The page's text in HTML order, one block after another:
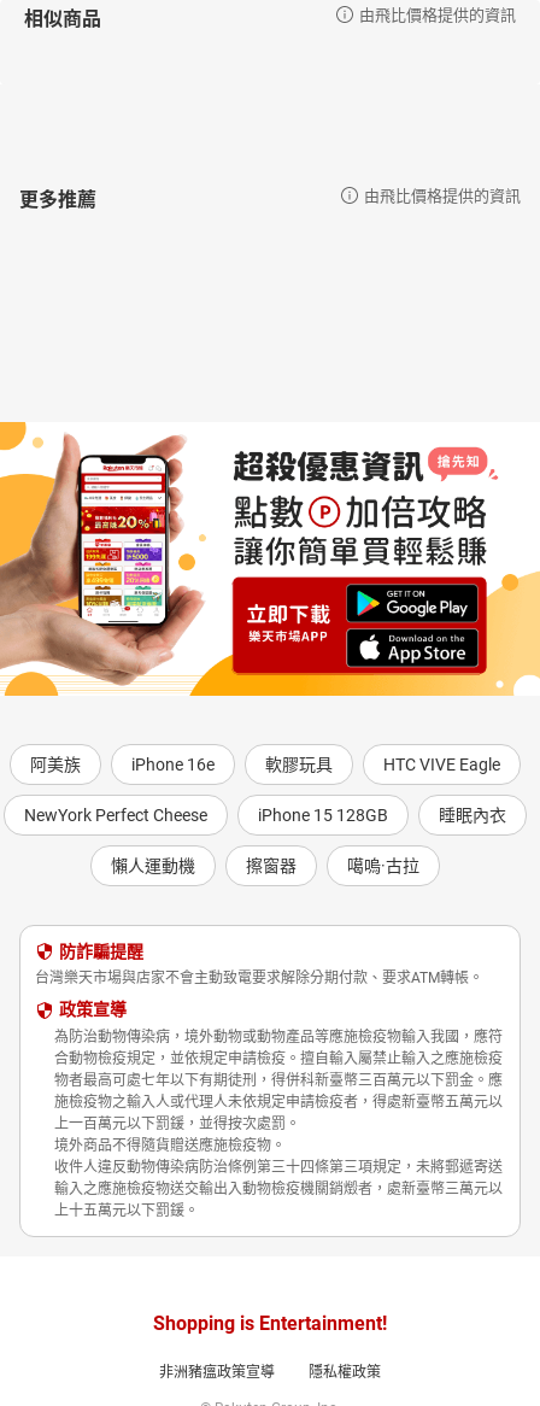
相似商品 由飛比價格提供的資訊
更多推薦 由飛比價格提供的資訊
阿美族 iPhone 16e 軟膠玩具 HTC VIVE Eagle
NewYork Perfect Cheese iPhone 15 128GB 睡眠內衣
懶人運動機 擦窗器 噶嗚·古拉
防詐騙提醒
台灣樂天市場與店家不會主動致電要求解除分期付款、要求ATM轉帳。
政策宣導
為防治動物傳染病，境外動物或動物產品等應施檢疫物輸入我國，應符
合動物檢疫規定，並依規定申請檢疫。擅自輸入屬禁止輸入之應施檢疫
物者最高可處七年以下有期徒刑，得併科新臺幣三百萬元以下罰金。應
施檢疫物之輸入人或代理人未依規定申請檢疫者，得處新臺幣五萬元以
上一百萬元以下罰鍰，並得按次處罰。
境外商品不得隨貨贈送應施檢疫物。
收件人違反動物傳染病防治條例第三十四條第三項規定，未將郵遞寄送
輸入之應施檢疫物送交輸出入動物檢疫機關銷燬者，處新臺幣三萬元以
上十五萬元以下罰鍰。
Shopping is Entertainment!
非洲豬瘟政策宣導 隱私權政策